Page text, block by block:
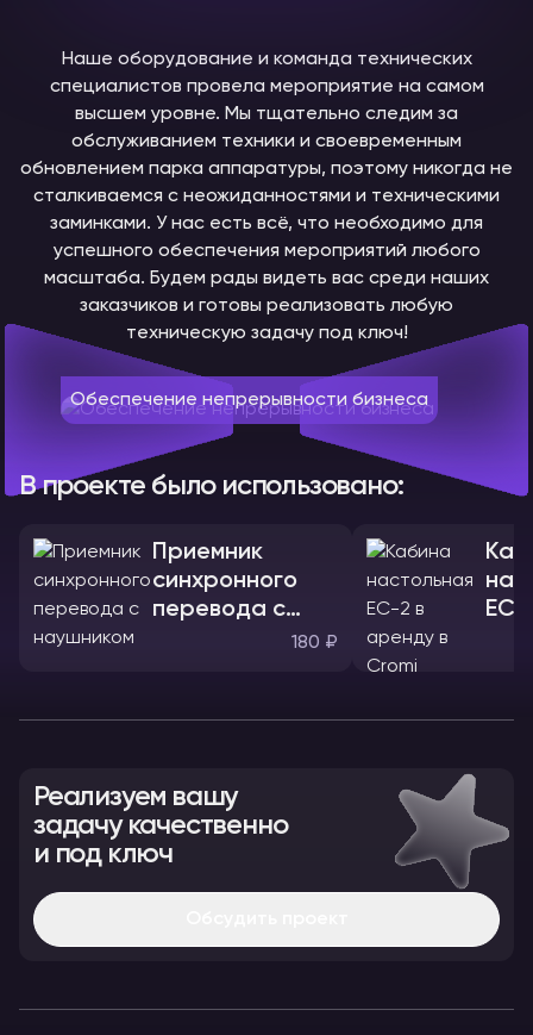
Наше оборудование и команда технических
специалистов провела мероприятие на самом
высшем уровне. Мы тщательно следим за
обслуживанием техники и своевременным
обновлением парка аппаратуры, поэтому никогда не
сталкиваемся с неожиданностями и техническими
заминками. У нас есть всё, что необходимо для
успешного обеспечения мероприятий любого
масштаба. Будем рады видеть вас среди наших
заказчиков и готовы реализовать любую
техническую задачу под ключ!
Обеспечение непрерывности бизнеса
В проекте было использовано:
Приемник
синхронного
перевода с
180 ₽
ЕС-
Реализуем вашу
задачу качественно
и под ключ